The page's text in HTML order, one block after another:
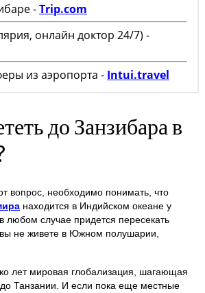
-Trip.com
онлайн доктор 24/7) -
из аэропорта - Intui.travel
до Занзибара в
вопрос, необходимо понимать, что
находится в Индийском океане у
любом случае придется пересекать
вы не живете в Южном полушарии,
лет мировая глобализация, шагающая
Танзании. И если пока еще местные